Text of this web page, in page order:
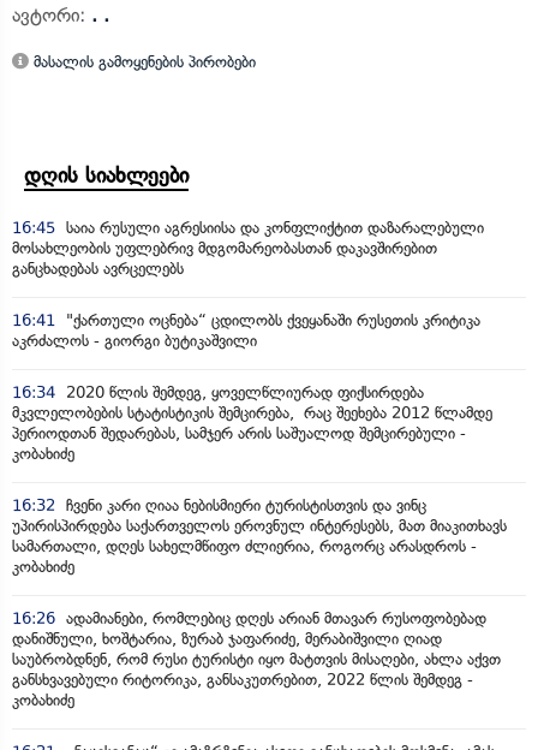
ავტორი: . .
მასალის გამოყენების პირობები
დღის სიახლეები
16:45 საია რუსული აგრესიისა და კონფლიქტით დაზარალებული
მოსახლეობის უფლებრივ მდგომარეობასთან დაკავშირებით
განცხადებას ავრცელებს
16:41
"ქართული ოცნება“ ცდილობს ქვეყანაში რუსეთის კრიტიკა
აკრძალოს - გიორგი ბუტიკაშვილი
16:34
2020 წლის შემდეგ, ყოველწლიურად ფიქსირდება
მკვლელობების სტატისტიკის შემცირება, რაც შეეხება 2012 წლამდე
პერიოდთან შედარებას, სამჯერ არის საშუალოდ შემცირებული -
კობახიძე
16:32
ჩვენი კარი ღიაა ნებისმიერი ტურისტისთვის და ვინც
უპირისპირდება საქართველოს ეროვნულ ინტერესებს, მათ მიაკითხავს
სამართალი, დღეს სახელმწიფო ძლიერია, როგორც არასდროს -
კობახიძე
16:26 ადამიანები, რომლებიც დღეს არიან მთავარ რუსოფობებად
დანიშნული, ხოშტარია, ზურაბ ჯაფარიძე, მერაბიშვილი ღიად
საუბრობდნენ, რომ რუსი ტურისტი იყო მატთვის მისაღები, ახლა აქვთ
განსხვავებული რიტორიკა, განსაკუთრებით, 2022 წლის შემდეგ -
კობახიძე